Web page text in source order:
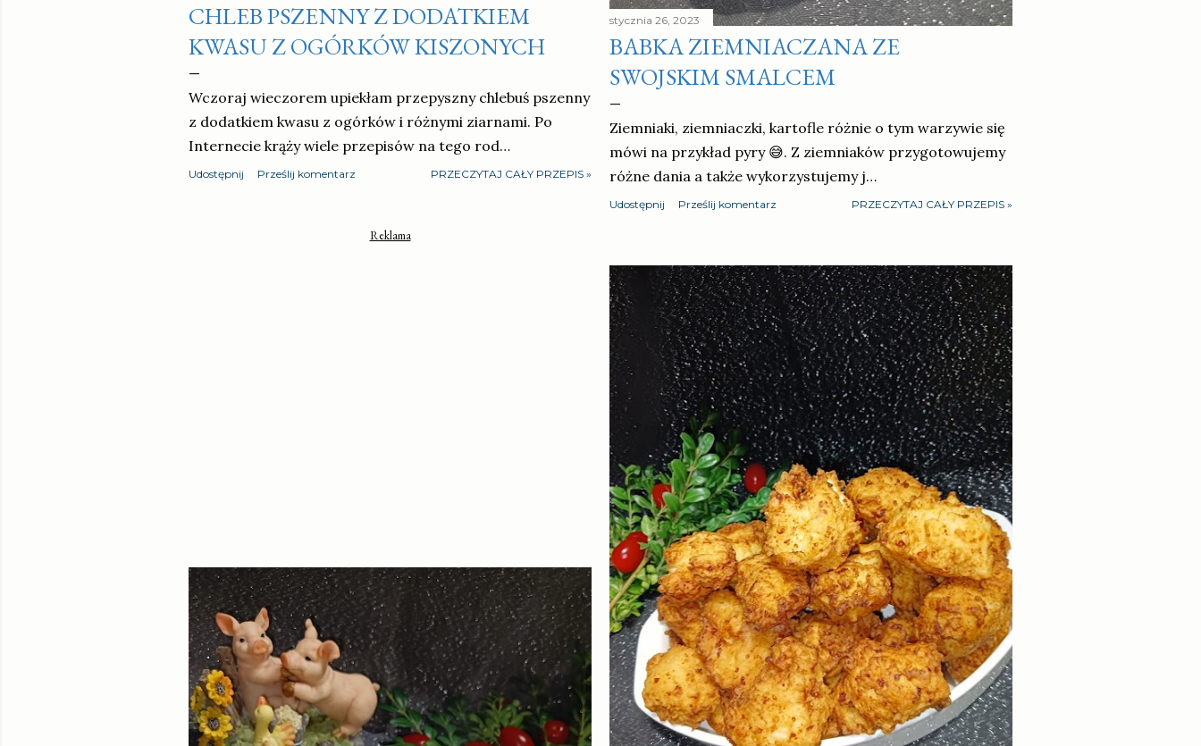
CHLEB PSZENNY Z DODATKIEM
KWASU Z OGÓRKÓW KISZONYCH
Wczoraj wieczorem upiekłam przepyszny chlebuś pszenny
z dodatkiem kwasu z ogórków i różnymi ziarnami. Po
Internecie krąży wiele przepisów na tego rod…
Udostępnij Prześlij komentarz PRZECZYTAJ CAŁY PRZEPIS »
stycznia 26, 2023
BABKA ZIEMNIACZANA ZE
SWOJSKIM SMALCEM
Ziemniaki, ziemniaczki, kartofle różnie o tym warzywie się
mówi na przykład pyry 😅. Z ziemniaków przygotowujemy
różne dania a także wykorzystujemy j…
Udostępnij Prześlij komentarz PRZECZYTAJ CAŁY PRZEPIS »